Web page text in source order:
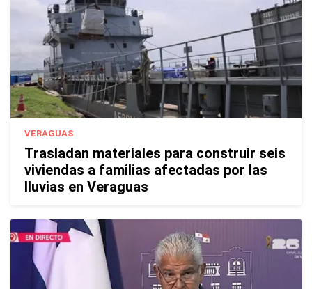
VERAGUAS
Trasladan materiales para construir seis
viviendas a familias afectadas por las
lluvias en Veraguas